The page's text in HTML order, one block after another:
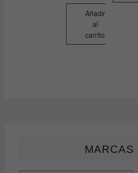
Añadir
al
carrito
MARCAS